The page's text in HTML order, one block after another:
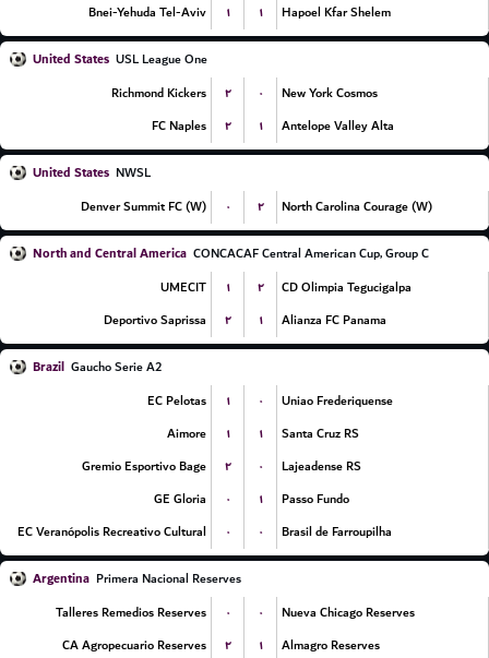
Bnei-Yehuda Tel-Aviv
۱ ۱ Hapoel Kfar Shelem
United States USL League One
Richmond Kickers
۲ ۰
New York Cosmos
FC Naples
۲ ۱ Antelope Valley Alta
United States NWSL
Denver Summit FC (W)
۰ ۲ North Carolina Courage (W)
North and Central America CONCACAF Central American Cup, Group C
UMECIT
۱ ۲
CD Olimpia Tegucigalpa
Deportivo Saprissa
۲ ۱ Alianza FC Panama
Brazil Gaucho Serie A2
EC Pelotas
۱ ۰
Uniao Frederiquense
Aimore
۱ ۱
Santa Cruz RS
Gremio Esportivo Bage
۲ ۰
Lajeadense RS
GE Gloria
۰ ۱
Passo Fundo
EC Veranópolis Recreativo Cultural
۰ ۰ Brasil de Farroupilha
Argentina Primera Nacional Reserves
Talleres Remedios Reserves
۰ ۰
Nueva Chicago Reserves
CA Agropecuario Reserves
۲ ۱ Almagro Reserves